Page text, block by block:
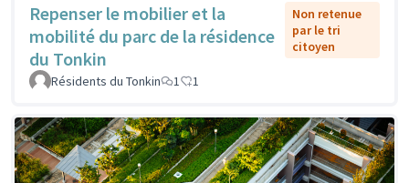
Repenser le mobilier et la
mobilité du parc de la résidence
du Tonkin
Non retenue
par le tri
citoyen
Résidents du Tonkin 1 1